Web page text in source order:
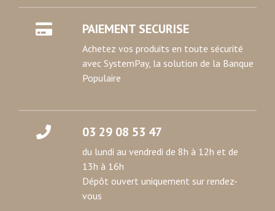
déclaration sur les cookies.
Les cookies nous permettent de personnaliser le contenu
et les annonces, d'offrir des fonctionnalités relatives aux
publicité et d'analyse, qui peuvent combiner celles-ci
avec d'autres informations que vous leur avez fournies
ou qu'ils ont collectées lors de votre utilisation de leurs
PAIEMENT SECURISE
Achetez vos produits en toute sécurité
avec SystemPay, la solution de la Banque
Populaire
03 29 08 53 47
du lundi au vendredi de 8h à 12h et de
13h à 16h
Dépôt ouvert uniquement sur rendez-
vous